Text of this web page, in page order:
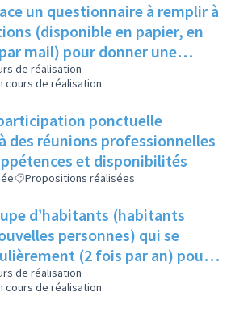
un questionnaire à remplir à
(disponible en papier, en
mail) pour donner une
l'action et son évaluation
de réalisation
cours de réalisation
ponctuelle
des réunions professionnelles
et disponibilités
Propositions réalisées
d’habitants (habitants
personnes) qui se
(2 fois par an) pour
du Contrat de Ville
de réalisation
cours de réalisation